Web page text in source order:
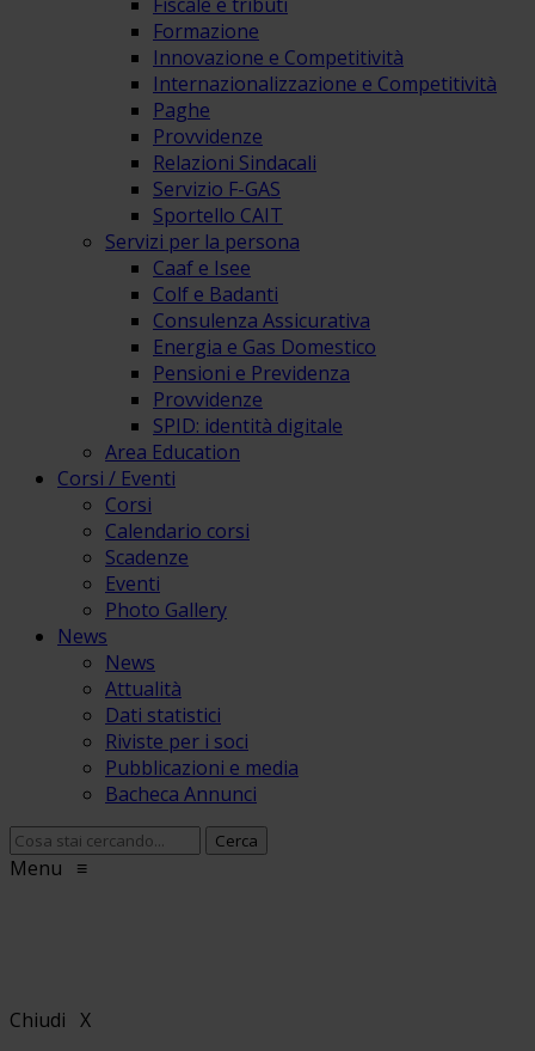
Formazione
Innovazione e Competitività
Internazionalizzazione e Competitività
Paghe
Provvidenze
Relazioni Sindacali
Servizio F-GAS
Sportello CAIT
Servizi per la persona
Caaf e Isee
Colf e Badanti
Consulenza Assicurativa
Energia e Gas Domestico
Pensioni e Previdenza
Provvidenze
SPID: identità digitale
Area Education
Corsi / Eventi
Corsi
Calendario corsi
Scadenze
Eventi
Photo Gallery
News
News
Attualità
Dati statistici
Riviste per i soci
Pubblicazioni e media
Bacheca Annunci
Menu ≡
Chiudi X